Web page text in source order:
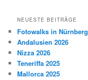
NEUESTE BEITRÄGE
Fotowalks in Nürnberg
Andalusien 2026
Nizza 2026
Teneriffa 2025
Mallorca 2025